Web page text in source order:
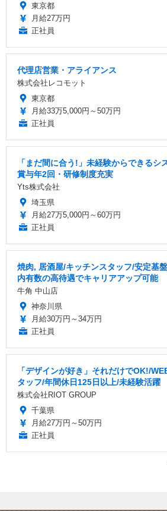
東京都
月給27万円
正社員
代理店営業・アライアンス
株式会社レコモット
東京都
月給33万5,000円～50万円
正社員
「まだ間に合う!」未経験からできるシ
賞与年2回・研修制度充実
Yts株式会社
埼玉県
月給27万5,000円～60万円
正社員
焼肉, 居酒屋/キッチンスタッフ/安定基
内有数の高待遇でキャリアアップ可能
牛角 中山店
神奈川県
月給30万円～34万円
正社員
「デザインが好き」それだけでOK!/
タッフ/年間休日125日以上/未経験活躍
株式会社RIOT GROUP
千葉県
月給27万円～50万円
正社員